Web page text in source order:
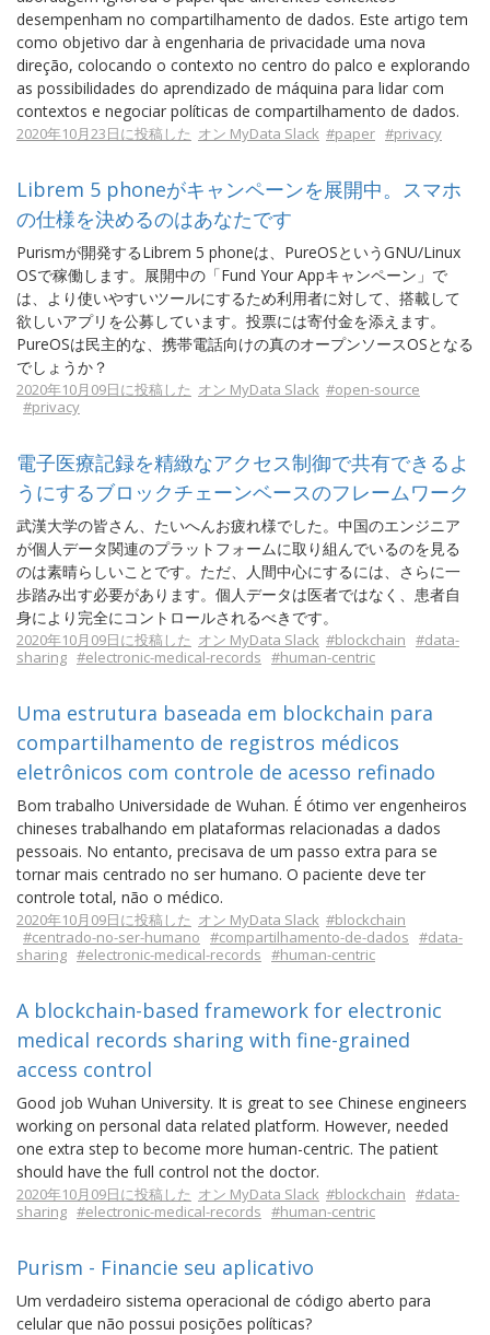
desempenham no compartilhamento de dados. Este artigo tem
como objetivo dar à engenharia de privacidade uma nova
direção, colocando o contexto no centro do palco e explorando
as possibilidades do aprendizado de máquina para lidar com
contextos e negociar políticas de compartilhamento de dados.
2020年10月23日に投稿した オン MyData Slack #paper #privacy
Librem 5 phoneがキャンペーンを展開中。スマホ
の仕様を決めるのはあなたです
Purismが開発するLibrem 5 phoneは、PureOSというGNU/Linux
OSで稼働します。展開中の「Fund Your Appキャンペーン」で
は、より使いやすいツールにするため利用者に対して、搭載して
欲しいアプリを公募しています。投票には寄付金を添えます。
PureOSは民主的な、携帯電話向けの真のオープンソースOSとなる
でしょうか？
2020年10月09日に投稿した オン MyData Slack #open-source
#privacy
電子医療記録を精緻なアクセス制御で共有できるよ
うにするブロックチェーンベースのフレームワーク
武漢大学の皆さん、たいへんお疲れ様でした。中国のエンジニア
が個人データ関連のプラットフォームに取り組んでいるのを見る
のは素晴らしいことです。ただ、人間中心にするには、さらに一
歩踏み出す必要があります。個人データは医者ではなく、患者自
身により完全にコントロールされるべきです。
2020年10月09日に投稿した オン MyData Slack #blockchain #data-
sharing #electronic-medical-records #human-centric
Uma estrutura baseada em blockchain para
compartilhamento de registros médicos
eletrônicos com controle de acesso refinado
Bom trabalho Universidade de Wuhan. É ótimo ver engenheiros
chineses trabalhando em plataformas relacionadas a dados
pessoais. No entanto, precisava de um passo extra para se
tornar mais centrado no ser humano. O paciente deve ter
controle total, não o médico.
2020年10月09日に投稿した オン MyData Slack #blockchain
#centrado-no-ser-humano #compartilhamento-de-dados #data-
sharing #electronic-medical-records #human-centric
A blockchain-based framework for electronic
medical records sharing with fine-grained
access control
Good job Wuhan University. It is great to see Chinese engineers
working on personal data related platform. However, needed
one extra step to become more human-centric. The patient
should have the full control not the doctor.
2020年10月09日に投稿した オン MyData Slack #blockchain #data-
sharing #electronic-medical-records #human-centric
Purism - Financie seu aplicativo
Um verdadeiro sistema operacional de código aberto para
celular que não possui posições políticas?